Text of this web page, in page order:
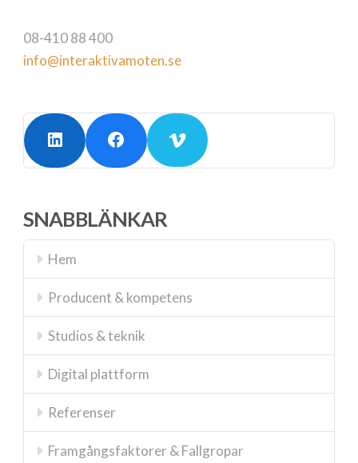
08-410 88 400
info@interaktivamoten.se
LinkedInFacebookVimeo
SNABBLÄNKAR
Hem
Producent & kompetens
Studios & teknik
Digital plattform
Referenser
Framgångsfaktorer & Fallgropar